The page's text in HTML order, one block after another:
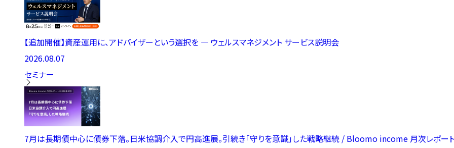
【追加開催】資産運用に、アドバイザーという選択を ― ウェルスマネジメント サービス説明会
2026.08.07
セミナー
7月は長期債中心に債券下落。日米協調介入で円高進展。引続き「守りを意識」した戦略継続 / Bloomo income 月次レポート